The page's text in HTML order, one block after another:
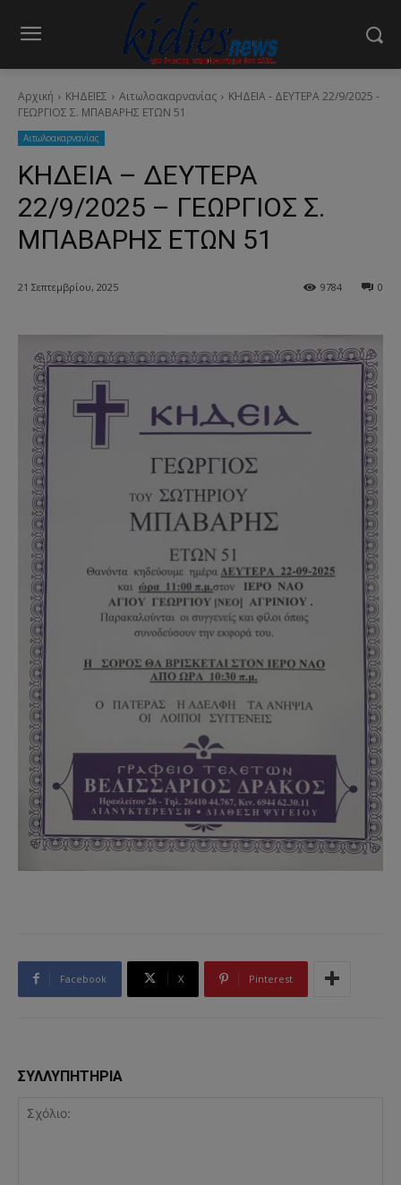
Αρχική ΚΗΔΕΙΕΣ Aιτωλοακαρνανίας
ΚΗΔΕΙΑ - ΔΕΥΤΕΡΑ 22/9/2025 -
ΓΕΩΡΓΙΟΣ Σ. ΜΠΑΒΑΡΗΣ ΕΤΩΝ 51
Aιτωλοακαρνανίας
ΚΗΔΕΙΑ – ΔΕΥΤΕΡΑ
22/9/2025 – ΓΕΩΡΓΙΟΣ Σ.
ΜΠΑΒΑΡΗΣ ΕΤΩΝ 51
21 Σεπτεμβρίου, 2025 0
9784
Facebook X Pinterest
ΣΥΛΛΥΠΗΤΗΡΙΑ